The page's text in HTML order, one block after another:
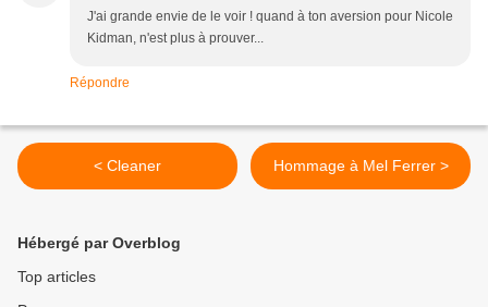
J'ai grande envie de le voir ! quand à ton aversion pour Nicole
Kidman, n'est plus à prouver...
Répondre
< Cleaner Hommage à Mel Ferrer >
Hébergé par Overblog
Top articles